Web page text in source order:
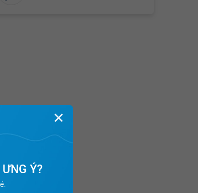
✕
Ý?